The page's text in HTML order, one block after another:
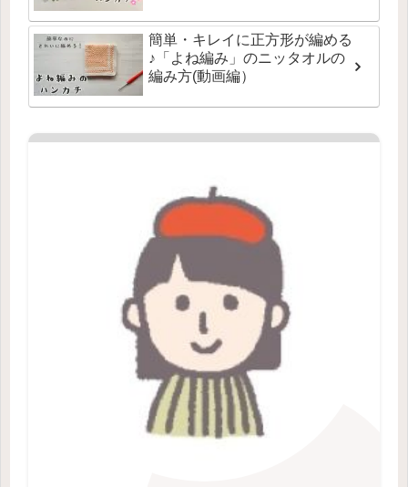
簡単・キレイに正方形が編める
♪「よね編み」のニッタオルの
編み方(動画編）